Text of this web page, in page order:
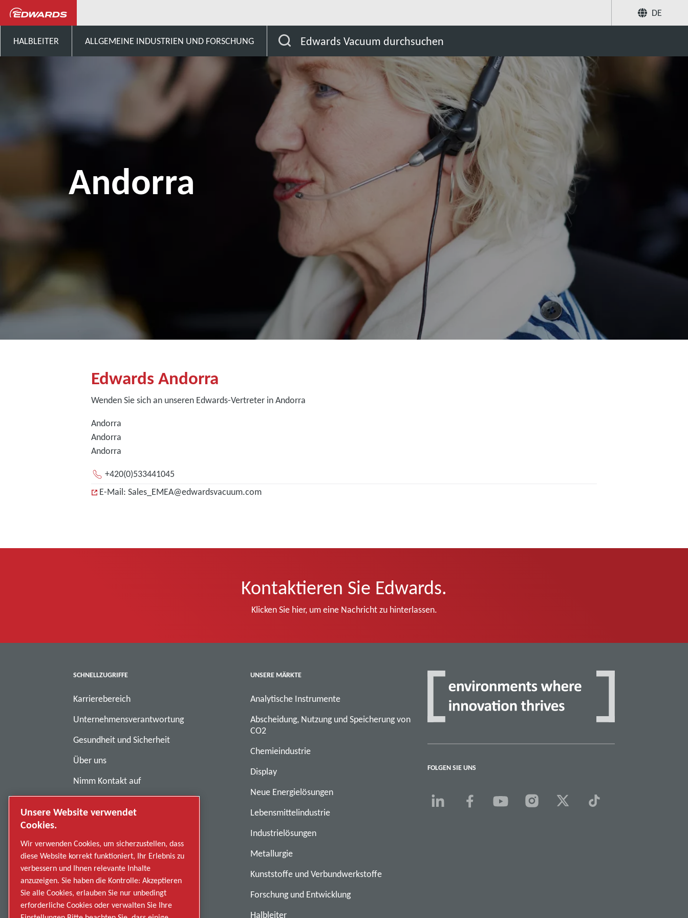
DE
HALBLEITER ALLGEMEINE INDUSTRIEN UND FORSCHUNG Edwards Vacuum durchsuchen
Andorra
Edwards Andorra
Wenden Sie sich an unseren Edwards-Vertreter in Andorra
Andorra
Andorra
Andorra
+420(0)533441045
E-Mail: Sales_EMEA@edwardsvacuum.com
Kontaktieren Sie Edwards.
Klicken Sie hier, um eine Nachricht zu hinterlassen.
SCHNELLZUGRIFFE
Karrierebereich
Unternehmensverantwortung
Gesundheit und Sicherheit
Über uns
Nimm Kontakt auf
Datenschutzerklärung
Fehlverhalten melden
Lieferanten
Barrierefreiheit
UNSERE MÄRKTE
Analytische Instrumente
Abscheidung, Nutzung und Speicherung von
CO2
Chemieindustrie
Display
Neue Energielösungen
Lebensmittelindustrie
Industrielösungen
Metallurgie
Kunststoffe und Verbundwerkstoffe
Forschung und Entwicklung
Halbleiter
FOLGEN SIE UNS
Unsere Website verwendet
Cookies.
Wir verwenden Cookies, um sicherzustellen, dass
diese Website korrekt funktioniert, Ihr Erlebnis zu
verbessern und Ihnen relevante Inhalte
anzuzeigen. Sie haben die Kontrolle: Akzeptieren
Sie alle Cookies, erlauben Sie nur unbedingt
erforderliche Cookies oder verwalten Sie Ihre